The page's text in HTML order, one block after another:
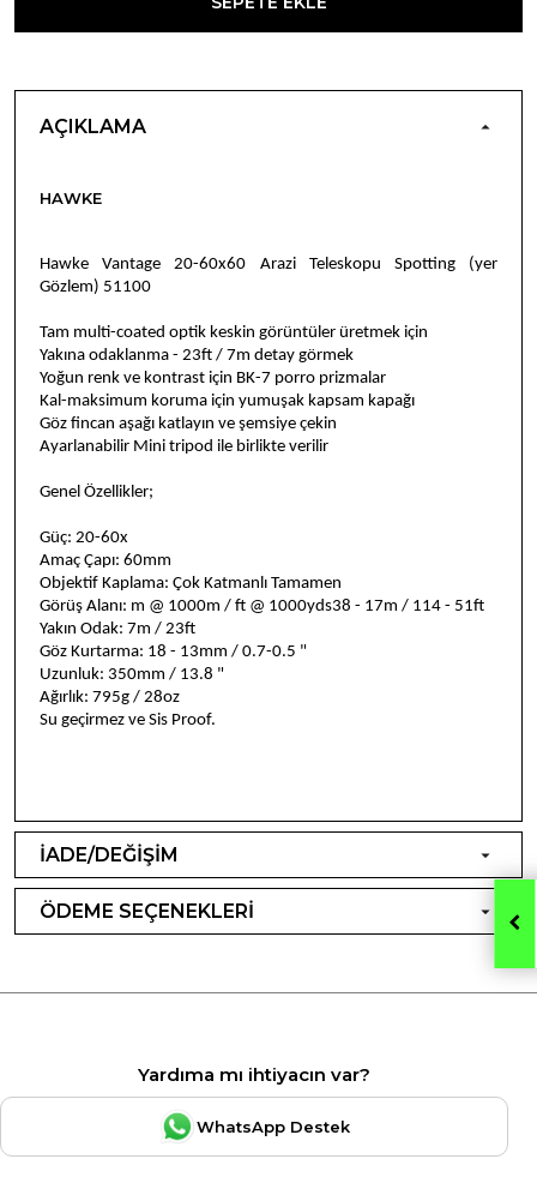
AÇIKLAMA
HAWKE
Hawke Vantage 20-60x60 Arazi Teleskopu Spotting (yer
Gözlem) 51100
Tam multi-coated optik keskin görüntüler üretmek için
Yakına odaklanma - 23ft / 7m detay görmek
Yoğun renk ve kontrast için BK-7 porro prizmalar
Kal-maksimum koruma için yumuşak kapsam kapağı
Göz fincan aşağı katlayın ve şemsiye çekin
Ayarlanabilir Mini tripod ile birlikte verilir
Genel Özellikler;
Güç: 20-60x
Amaç Çapı: 60mm
Objektif Kaplama: Çok Katmanlı Tamamen
Görüş Alanı: m @ 1000m / ft @ 1000yds38 - 17m / 114 - 51ft
Yakın Odak: 7m / 23ft
Göz Kurtarma: 18 - 13mm / 0.7-0.5 "
Uzunluk: 350mm / 13.8 "
Ağırlık: 795g / 28oz
Su geçirmez ve Sis Proof.
İADE/DEĞİŞİM
ÖDEME SEÇENEKLERİ
Yardıma mı ihtiyacın var?
WhatsApp Destek